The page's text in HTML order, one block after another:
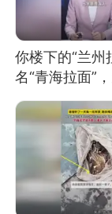
你楼下的“兰州
名“青海拉面”
面馆已集体更